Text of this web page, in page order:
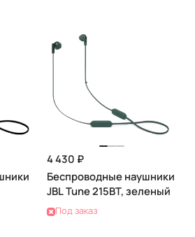
4 430 ₽
Беспроводные наушники
JBL Tune 215BT, зеленый
Под заказ